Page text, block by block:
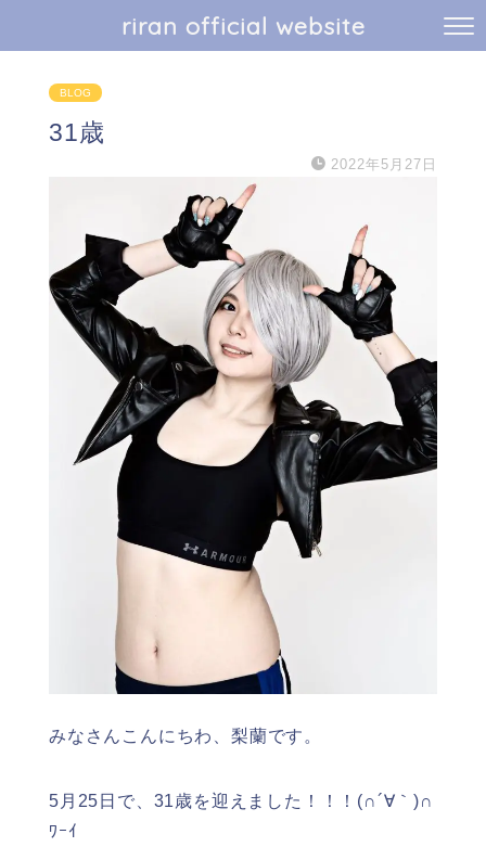
riran official website
BLOG
31歳
2022年5月27日
みなさんこんにちわ、梨蘭です。
5月25日で、31歳を迎えました！！！(∩´∀｀)∩
ﾜｰｲ